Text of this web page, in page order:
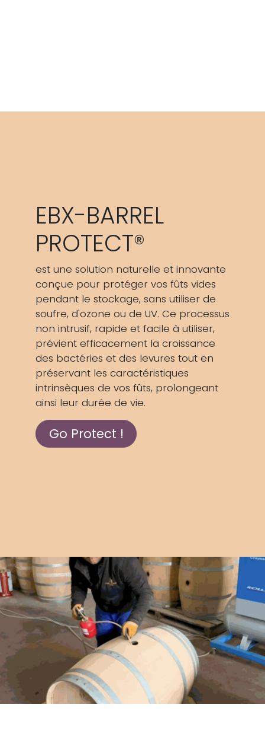
EBX-BARREL
PROTECT®
est une solution naturelle et innovante
conçue pour protéger vos fûts vides
pendant le stockage, sans utiliser de
soufre, d'ozone ou de UV. Ce processus
non intrusif, rapide et facile à utiliser,
prévient efficacement la croissance
des bactéries et des levures tout en
préservant les caractéristiques
intrinsèques de vos fûts, prolongeant
ainsi leur durée de vie.
Go Protect !